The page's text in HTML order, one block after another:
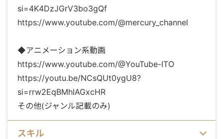
si=4K4DzJGrV3bo3gQf
https://www.youtube.com/@mercury_channel
◆アニメーション系動画
https://www.youtube.com/@YouTube-ITO
https://youtu.be/NCsQUt0ygU8?
si=rrw2EqBMhIAGxcHR
その他(ジャンル記載のみ)
スキル